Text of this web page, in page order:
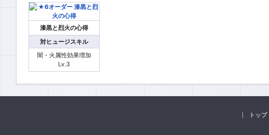
漆黒と烈火の心得
対ヒュージスキル
闇・火属性効果増加
Lv.3
トップ